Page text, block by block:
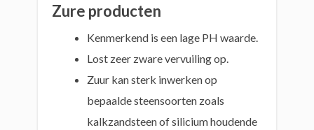
Zure producten
Kenmerkend is een lage PH waarde.
Lost zeer zware vervuiling op.
Zuur kan sterk inwerken op
bepaalde steensoorten zoals
kalkzandsteen of silicium houdende